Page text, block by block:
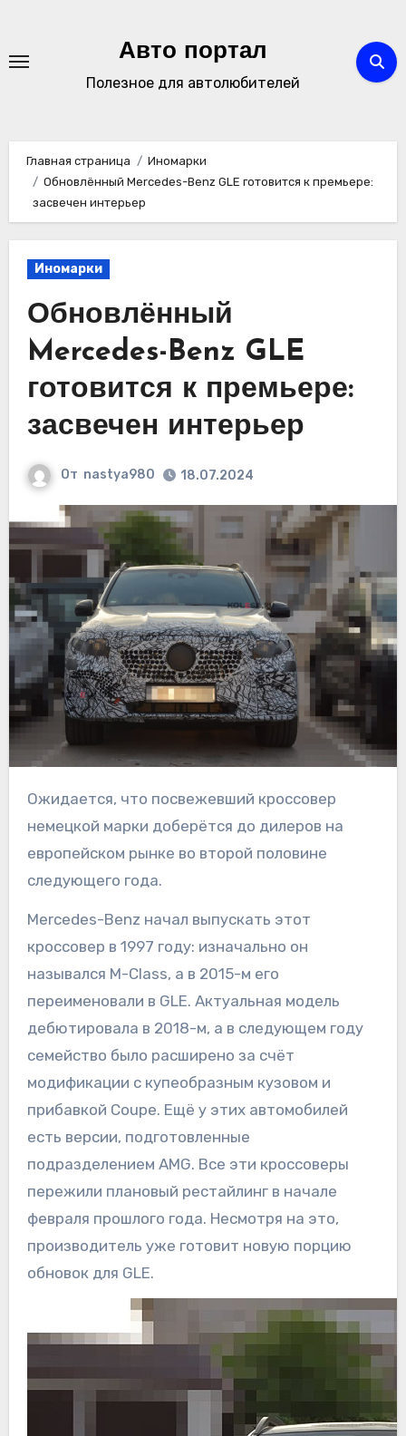
содержимому
Авто портал
Полезное для автолюбителей
Главная страница
Иномарки
Обновлённый Mercedes-Benz GLE готовится к премьере:
засвечен интерьер
Иномарки
Обновлённый
Mercedes-Benz GLE
готовится к премьере:
засвечен интерьер
От nastya980 18.07.2024
Ожидается, что посвежевший кроссовер
немецкой марки доберётся до дилеров на
европейском рынке во второй половине
следующего года.
Mercedes-Benz начал выпускать этот
кроссовер в 1997 году: изначально он
назывался M-Class, а в 2015-м его
переименовали в GLE. Актуальная модель
дебютировала в 2018-м, а в следующем году
семейство было расширено за счёт
модификации с купеобразным кузовом и
прибавкой Coupe. Ещё у этих автомобилей
есть версии, подготовленные
подразделением AMG. Все эти кроссоверы
пережили плановый рестайлинг в начале
февраля прошлого года. Несмотря на это,
производитель уже готовит новую порцию
обновок для GLE.